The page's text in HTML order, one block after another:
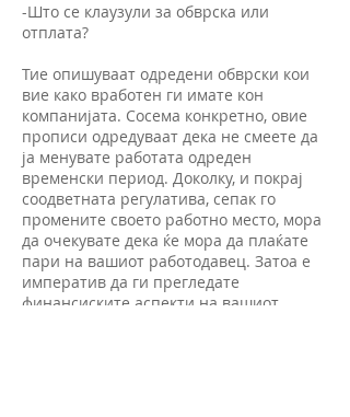
-Што се клаузули за обврска или
отплата?
Тие опишуваат одредени обврски кои
вие како вработен ги имате кон
компанијата. Сосема конкретно, овие
прописи одредуваат дека не смеете да
ја менувате работата одреден
временски период. Доколку, и покрај
соодветната регулатива, сепак го
промените своето работно место, мора
да очекувате дека ќе мора да плаќате
пари на вашиот работодавец. Затоа е
императив да ги прегледате
финансиските аспекти на вашиот